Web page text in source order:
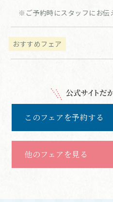
※ご予約時にスタッフにお伝
おすすめフェア
このフェアを予約する
他のフェアを見る